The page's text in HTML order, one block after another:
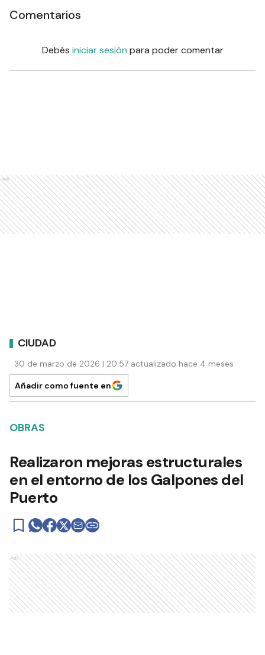
Comentarios
Debés iniciar sesión para poder comentar
Ads
CIUDAD
30 de marzo de 2026 | 20:57 actualizado hace 4 meses
Añadir como fuente en
OBRAS
Realizaron mejoras estructurales
en el entorno de los Galpones del
Puerto
Ads